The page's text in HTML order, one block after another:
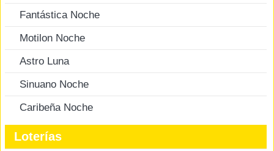
Fantástica Noche
Motilon Noche
Astro Luna
Sinuano Noche
Caribeña Noche
Loterías